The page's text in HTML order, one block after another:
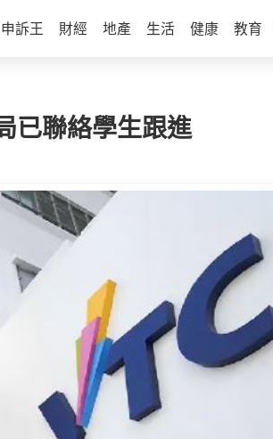
訴王 財經 地產 生活 健康 教育
已聯絡學生跟進